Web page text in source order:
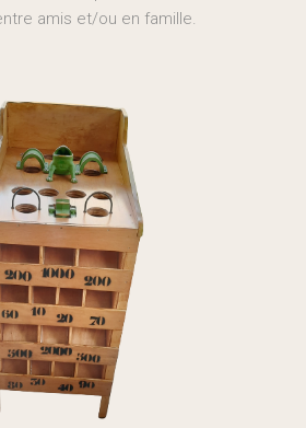
amis et/ou en famille.